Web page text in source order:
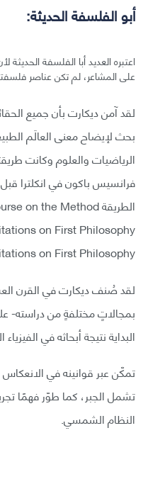
أبو الفلسفة الحديثة:
اعتبره العديد أبا الفلسفة
على المشاعر، لم تكن عناصر
لقد آمن ديكارت بأن جميع
بحث لإيضاح معنى العالَم
الرياضيات والعلوم وكانت
فرانسيس باكون في انكلترا
on First Philosophy).
لقد صُنف ديكارت في القرن
بمجالاتٍ مختلفةٍ من دراسته-
البداية نتيجة أبحاثه في الفيزياء
تمكّن عبر قوانينه في
تشمل الجبر، كما طوّر فهمًا
النظام الشمسي.